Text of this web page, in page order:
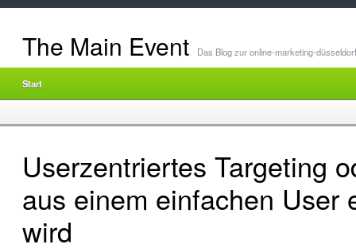
The Main Event Das Blog zur online-marketing-düsseldorf
Start
Userzentriertes Targeting
aus einem einfachen User
wird